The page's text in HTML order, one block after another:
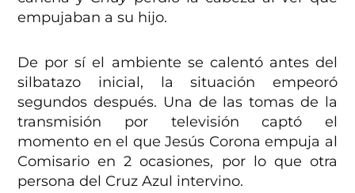
empujaban a su hijo.
De por sí el ambiente se calentó antes del
silbatazo inicial, la situación empeoró
segundos después. Una de las tomas de la
transmisión por televisión captó el
momento en el que Jesús Corona empuja al
Comisario en 2 ocasiones, por lo que otra
persona del Cruz Azul intervino.